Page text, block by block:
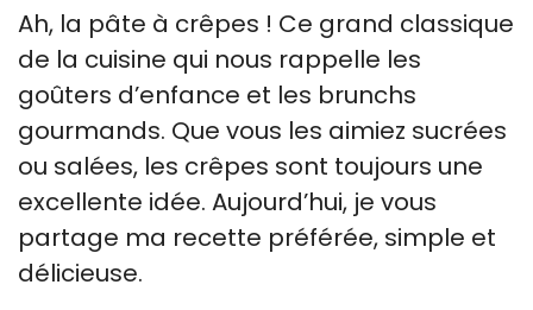
Ah, la pâte à crêpes ! Ce grand classique
de la cuisine qui nous rappelle les
goûters d’enfance et les brunchs
gourmands. Que vous les aimiez sucrées
ou salées, les crêpes sont toujours une
excellente idée. Aujourd’hui, je vous
partage ma recette préférée, simple et
délicieuse.